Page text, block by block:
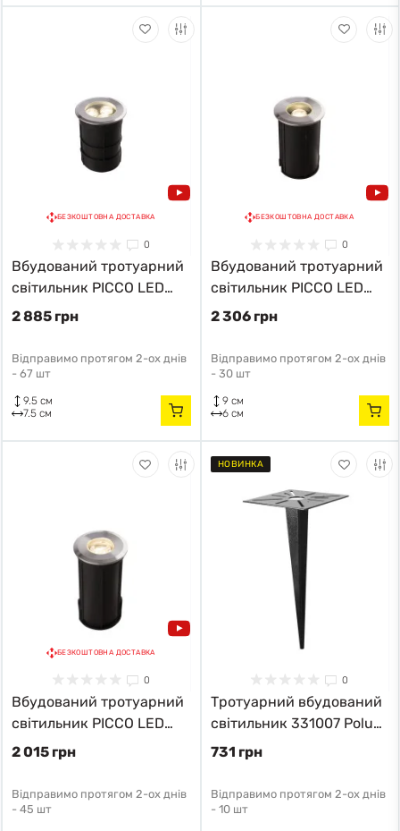
БЕЗКОШТОВНА ДОСТАВКА
0
Вбудований тротуарний
світильник PICCO LED
9104 Nowodvorski
2 885 грн
Відправимо протягом 2-ох днів
- 67 шт
9.5 см
7.5 см
БЕЗКОШТОВНА ДОСТАВКА
0
Вбудований тротуарний
світильник PICCO LED
9105 Nowodvorski
2 306 грн
Відправимо протягом 2-ох днів
- 30 шт
9 см
6 см
БЕЗКОШТОВНА ДОСТАВКА
0
Вбудований тротуарний
світильник PICCO LED
9106 Nowodvorski
2 015 грн
Відправимо протягом 2-ох днів
- 45 шт
НОВИНКА
0
Тротуарний вбудований
світильник 331007 Polux
чорний 331007
731 грн
Відправимо протягом 2-ох днів
- 10 шт